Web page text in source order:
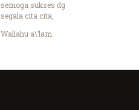
semoga sukses dg
segala cita cita,
Wallahu a\’lam